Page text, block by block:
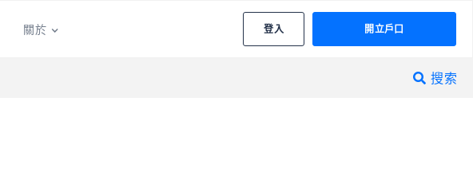
關於 登入 開立戶口
 搜索